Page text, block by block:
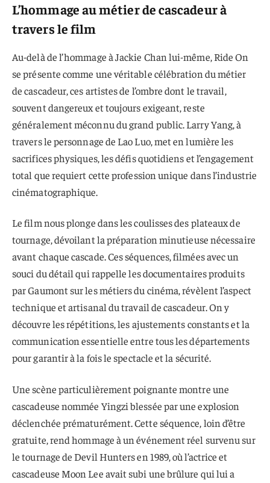
L’hommage au métier de cascadeur à
travers le film
Au-delà de l’hommage à Jackie Chan lui-même, Ride On
se présente comme une véritable célébration du métier
de cascadeur, ces artistes de l’ombre dont le travail,
souvent dangereux et toujours exigeant, reste
généralement méconnu du grand public. Larry Yang, à
travers le personnage de Lao Luo, met en lumière les
sacrifices physiques, les défis quotidiens et l’engagement
total que requiert cette profession unique dans l’industrie
cinématographique.
Le film nous plonge dans les coulisses des plateaux de
tournage, dévoilant la préparation minutieuse nécessaire
avant chaque cascade. Ces séquences, filmées avec un
souci du détail qui rappelle les documentaires produits
par Gaumont sur les métiers du cinéma, révèlent l’aspect
technique et artisanal du travail de cascadeur. On y
découvre les répétitions, les ajustements constants et la
communication essentielle entre tous les départements
pour garantir à la fois le spectacle et la sécurité.
Une scène particulièrement poignante montre une
cascadeuse nommée Yingzi blessée par une explosion
déclenchée prématurément. Cette séquence, loin d’être
gratuite, rend hommage à un événement réel survenu sur
le tournage de Devil Hunters en 1989, où l’actrice et
cascadeuse Moon Lee avait subi une brûlure qui lui a